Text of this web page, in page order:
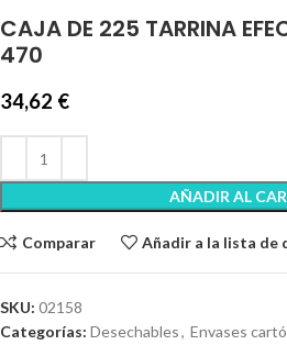
CAJA DE 225 TARRINA
470
34,62 €
AÑADIR AL
Comparar Añadir a la lista de
SKU: 02158
Categorías: Desechables, Envases